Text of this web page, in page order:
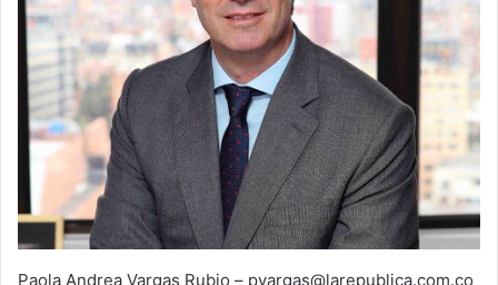
Paola Andrea Vargas Rubio – pvargas@larepublica.com.co